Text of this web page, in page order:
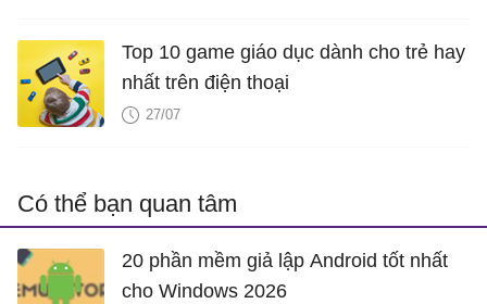
Top 10 game giáo dục dành cho trẻ hay
nhất trên điện thoại
27/07
Có thể bạn quan tâm
20 phần mềm giả lập Android tốt nhất
cho Windows 2026